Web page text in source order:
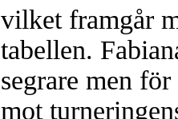
vilket framgår
tabellen.
segrare men
mot